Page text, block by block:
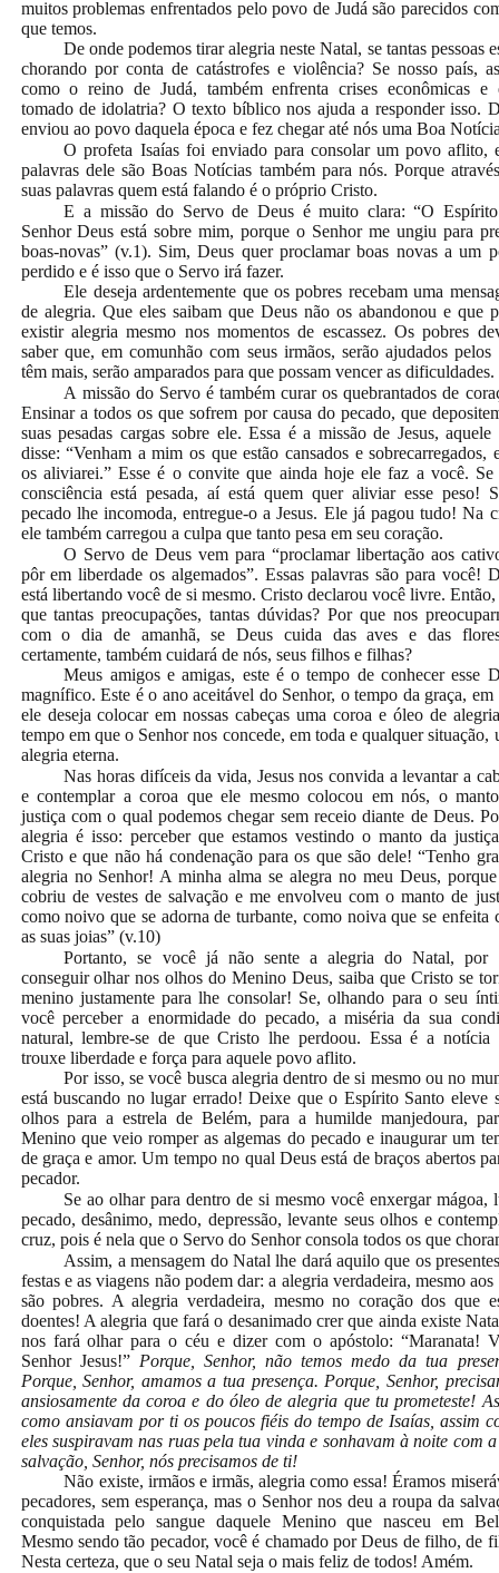
muitos problemas enfrentados pelo povo de Judá são parecidos
que temos.
De onde podemos tirar alegria neste Natal, se tantas pessoas
chorando por conta de catástrofes e violência? Se nosso país,
como o reino de Judá, também enfrenta crises econômicas e
tomado de idolatria? O texto bíblico nos ajuda a responder isso.
enviou ao povo daquela época e fez chegar até nós uma Boa
O profeta Isaías foi enviado para consolar um povo aflito,
palavras dele são Boas Notícias também para nós. Porque
suas palavras quem está falando é o próprio Cristo.
E a missão do Servo de Deus é muito clara: “O
Senhor Deus está sobre mim, porque o Senhor me ungiu para
boas-novas” (v.1). Sim, Deus quer proclamar boas novas a um
perdido e é isso que o Servo irá fazer.
Ele deseja ardentemente que os pobres recebam uma
de alegria. Que eles saibam que Deus não os abandonou e que
existir alegria mesmo nos momentos de escassez. Os pobres
saber que, em comunhão com seus irmãos, serão ajudados pelos
têm mais, serão amparados para que possam vencer as dificuldades.
A missão do Servo é também curar os quebrantados de
Ensinar a todos os que sofrem por causa do pecado, que
suas pesadas cargas sobre ele. Essa é a missão de Jesus, aquele
disse: “Venham a mim os que estão cansados e sobrecarregados,
os aliviarei.” Esse é o convite que ainda hoje ele faz a você. Se
consciência está pesada, aí está quem quer aliviar esse peso!
pecado lhe incomoda, entregue-o a Jesus. Ele já pagou tudo! Na
ele também carregou a culpa que tanto pesa em seu coração.
O Servo de Deus vem para “proclamar libertação aos
pôr em liberdade os algemados”. Essas palavras são para você!
está libertando você de si mesmo. Cristo declarou você livre.
que tantas preocupações, tantas dúvidas? Por que nos
com o dia de amanhã, se Deus cuida das aves e das
certamente, também cuidará de nós, seus filhos e filhas?
Meus amigos e amigas, este é o tempo de conhecer esse
magnífico. Este é o ano aceitável do Senhor, o tempo da graça, em
ele deseja colocar em nossas cabeças uma coroa e óleo de
tempo em que o Senhor nos concede, em toda e qualquer situação,
alegria eterna.
Nas horas difíceis da vida, Jesus nos convida a levantar a
e contemplar a coroa que ele mesmo colocou em nós, o
justiça com o qual podemos chegar sem receio diante de Deus.
alegria é isso: perceber que estamos vestindo o manto da
Cristo e que não há condenação para os que são dele! “Tenho
alegria no Senhor! A minha alma se alegra no meu Deus,
cobriu de vestes de salvação e me envolveu com o manto de
como noivo que se adorna de turbante, como noiva que se enfeita
as suas joias” (v.10)
Portanto, se você já não sente a alegria do Natal, por
conseguir olhar nos olhos do Menino Deus, saiba que Cristo se
menino justamente para lhe consolar! Se, olhando para o seu
você perceber a enormidade do pecado, a miséria da sua
natural, lembre-se de que Cristo lhe perdoou. Essa é a notícia
trouxe liberdade e força para aquele povo aflito.
Por isso, se você busca alegria dentro de si mesmo ou no
está buscando no lugar errado! Deixe que o Espírito Santo eleve
olhos para a estrela de Belém, para a humilde manjedoura,
Menino que veio romper as algemas do pecado e inaugurar um
de graça e amor. Um tempo no qual Deus está de braços abertos
pecador.
Se ao olhar para dentro de si mesmo você enxergar mágoa,
pecado, desânimo, medo, depressão, levante seus olhos e
cruz, pois é nela que o Servo do Senhor consola todos os que
Assim, a mensagem do Natal lhe dará aquilo que os
festas e as viagens não podem dar: a alegria verdadeira, mesmo aos
são pobres. A alegria verdadeira, mesmo no coração dos que
doentes! A alegria que fará o desanimado crer que ainda existe
nos fará olhar para o céu e dizer com o apóstolo: “Maranata!
Senhor Jesus!” Porque, Senhor, não temos medo da tua
Porque, Senhor, amamos a tua presença. Porque, Senhor,
ansiosamente da coroa e do óleo de alegria que tu prometeste!
como ansiavam por ti os poucos fiéis do tempo de Isaías, assim
eles suspiravam nas ruas pela tua vinda e sonhavam à noite com
salvação, Senhor, nós precisamos de ti!
Não existe, irmãos e irmãs, alegria como essa! Éramos
pecadores, sem esperança, mas o Senhor nos deu a roupa da
conquistada pelo sangue daquele Menino que nasceu em
Mesmo sendo tão pecador, você é chamado por Deus de filho, de
Nesta certeza, que o seu Natal seja o mais feliz de todos! Amém.